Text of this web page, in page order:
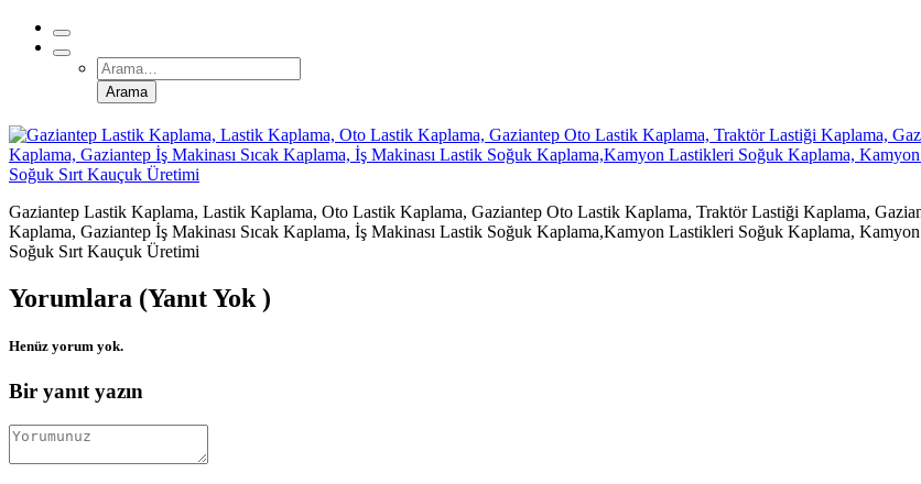
Arama
for:
Gaziantep Lastik Kaplama, Lastik Kaplama, Oto Lastik Kaplama, Gaziantep Oto Lastik Kaplama, Traktör Lastiği Kaplama,
Kaplama, Gaziantep İş Makinası Sıcak Kaplama, İş Makinası Lastik Soğuk Kaplama,Kamyon Lastikleri Soğuk Kaplama,
Soğuk Sırt Kauçuk Üretimi
Yorumlara (Yanıt Yok )
Henüz yorum yok.
Bir yanıt yazın